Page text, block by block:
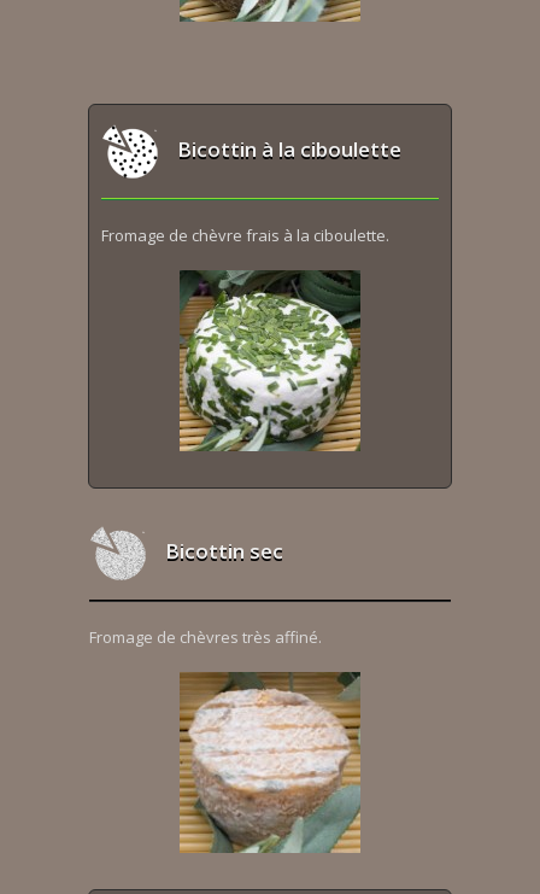
Bicottin à la ciboulette
Fromage de chèvre frais à la ciboulette.
Bicottin sec
Fromage de chèvres très affiné.